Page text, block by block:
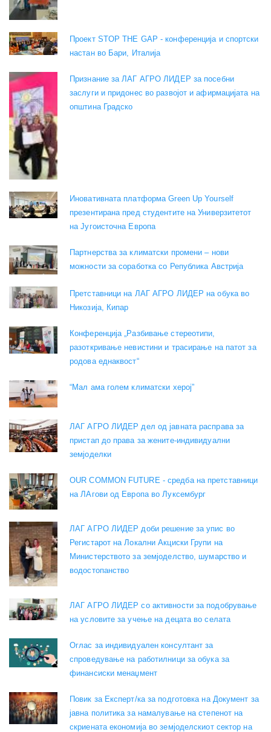
Проект STOP THE GAP - конференција и спортски
настан во Бари, Италија
Признание за ЛАГ АГРО ЛИДЕР за посебни
заслуги и придонес во развојот и афирмацијата на
општина Градско
Иновативната платформа Green Up Yourself
презентирана пред студентите на Универзитетот
на Југоисточна Европа
Партнерства за климатски промени – нови
можности за соработка со Република Австрија
Претставници на ЛАГ АГРО ЛИДЕР на обука во
Никозија, Кипар
Конференција „Разбивање стереотипи,
разоткривање невистини и трасирање на патот за
родова еднаквост“
“Мал ама голем климатски херој”
ЛАГ АГРО ЛИДЕР дел од јавната расправа за
пристап до права за жените-индивидуални
земјоделки
OUR COMMON FUTURE - средба на претставници
на ЛАгови од Европа во Луксембург
ЛАГ АГРО ЛИДЕР доби решение за упис во
Регистарот на Локални Акциски Групи на
Министерството за земјоделство, шумарство и
водостопанство
ЛАГ АГРО ЛИДЕР со активности за подобрување
на условите за учење на децата во селата
Оглас за индивидуален консултант за
спроведување на работилници за обука за
финансиски менаџмент
Повик за Експерт/ка за подготовка на Документ за
јавна политика за намалување на степенот на
скриената економија во земјоделскиот сектор на